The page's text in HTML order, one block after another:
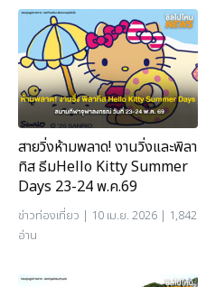
สายวิ่งห้ามพลาด! งานวิ่งและพิลา
ทิส ธีมHello Kitty Summer
Days 23-24 พ.ค.69
ข่าวท่องเที่ยว | 10 เม.ย. 2026 | 1,842
อ่าน